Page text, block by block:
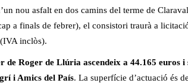
nou asfalt en dos camins del terme de
a finals de febrer), el consistori traurà a
inclòs).
Roger de Llúria ascendeix a 44.165 euros
i Amics del País. La superfície d’actuació és